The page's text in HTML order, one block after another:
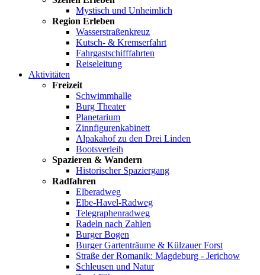
Mystisch und Unheimlich
Region Erleben
Wasserstraßenkreuz
Kutsch- & Kremserfahrt
Fahrgastschifffahrten
Reiseleitung
Aktivitäten
Freizeit
Schwimmhalle
Burg Theater
Planetarium
Zinnfigurenkabinett
Alpakahof zu den Drei Linden
Bootsverleih
Spazieren & Wandern
Historischer Spaziergang
Radfahren
Elberadweg
Elbe-Havel-Radweg
Telegraphenradweg
Radeln nach Zahlen
Burger Bogen
Burger Gartenträume & Külzauer Forst
Straße der Romanik: Magdeburg - Jerichow
Schleusen und Natur